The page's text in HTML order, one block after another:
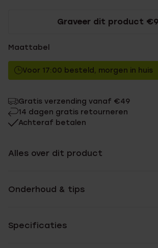
Met memberkortingGraveer dit product
Maattabel
Voor 17:00 besteld, morgen in huis
Gratis verzending vanaf €49
14 dagen gratis retourneren
Achteraf betalen
Alles over dit product
Onderhoud & tips
Specificaties